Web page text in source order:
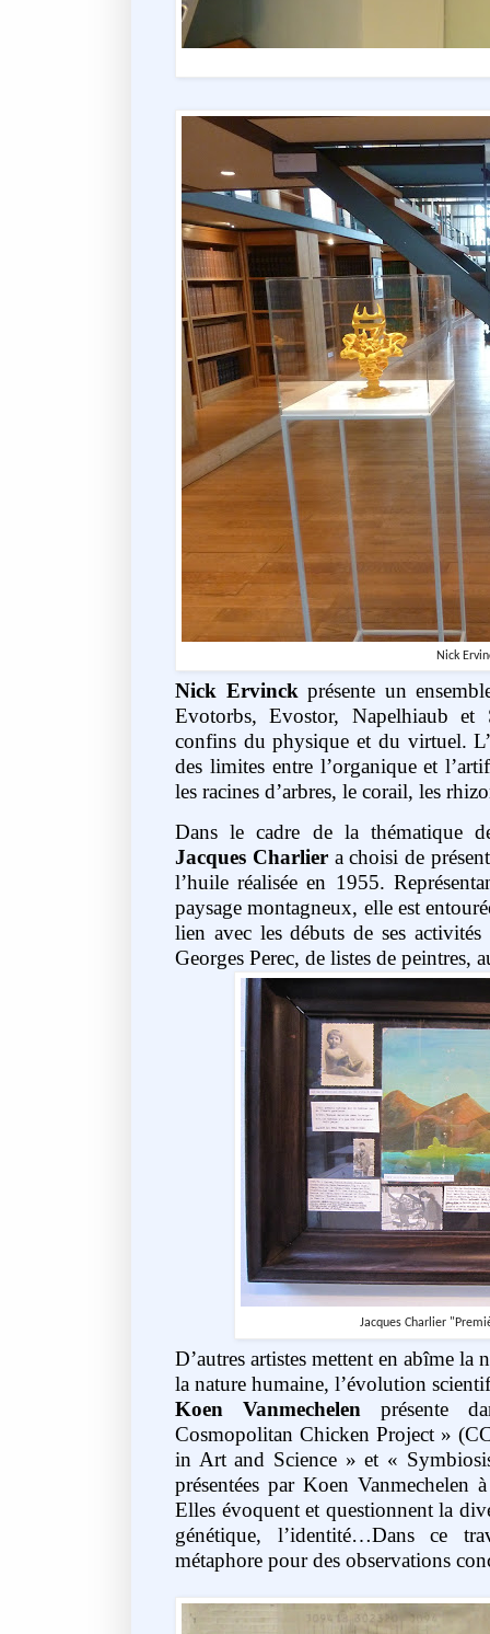
Nick
Nick Ervinckprésente un
Evotorbs, Evostor, Napelhiaub
confins du physique et du virtuel.
des limites entre l’organique et
les racines d’arbres, le corail, les
Dans le cadre de la thématique
Jacques Charliera choisi de
l’huile réalisée en 1955.
paysage montagneux, elle est
lien avec les débuts de ses
Georges Perec, de listes de peintres,
Jacques Charlier
D’autres artistes mettent en abîme
la nature humaine, l’évolution
Koen Vanmechelen présente
Cosmopolitan Chicken Project »
in Art and Science » et «
présentées par Koen
Elles évoquent et questionnent la
génétique, l’identité…Dans ce
métaphore pour des observations